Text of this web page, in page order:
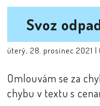
Svoz
úterý, 28. prosinec 2021 |
Omlouvám se za
chybu v textu s